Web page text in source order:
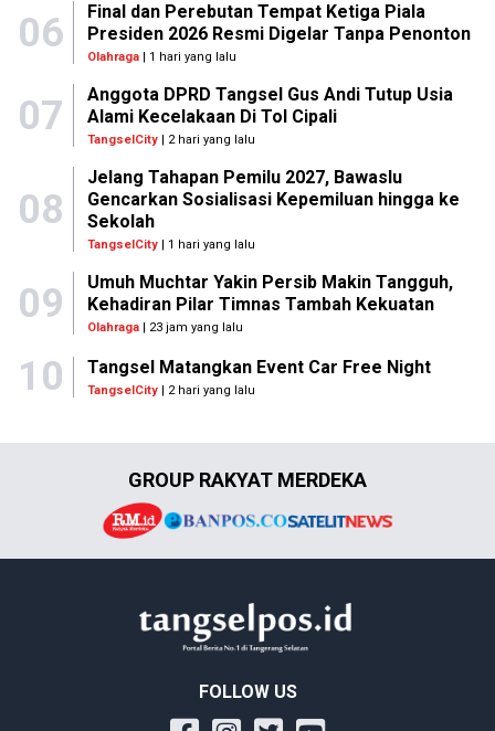
06
Final dan Perebutan Tempat Ketiga Piala
Presiden 2026 Resmi Digelar Tanpa Penonton
Olahraga| 1 hari yang lalu
07
Anggota DPRD Tangsel Gus Andi Tutup Usia
Alami Kecelakaan Di Tol Cipali
TangselCity| 2 hari yang lalu
08
Jelang Tahapan Pemilu 2027, Bawaslu
Gencarkan Sosialisasi Kepemiluan hingga ke
Sekolah
TangselCity| 1 hari yang lalu
09
Umuh Muchtar Yakin Persib Makin Tangguh,
Kehadiran Pilar Timnas Tambah Kekuatan
Olahraga| 23 jam yang lalu
10 Tangsel Matangkan Event Car Free Night
TangselCity | 2 hari yang lalu
GROUP RAKYAT MERDEKA
FOLLOW US